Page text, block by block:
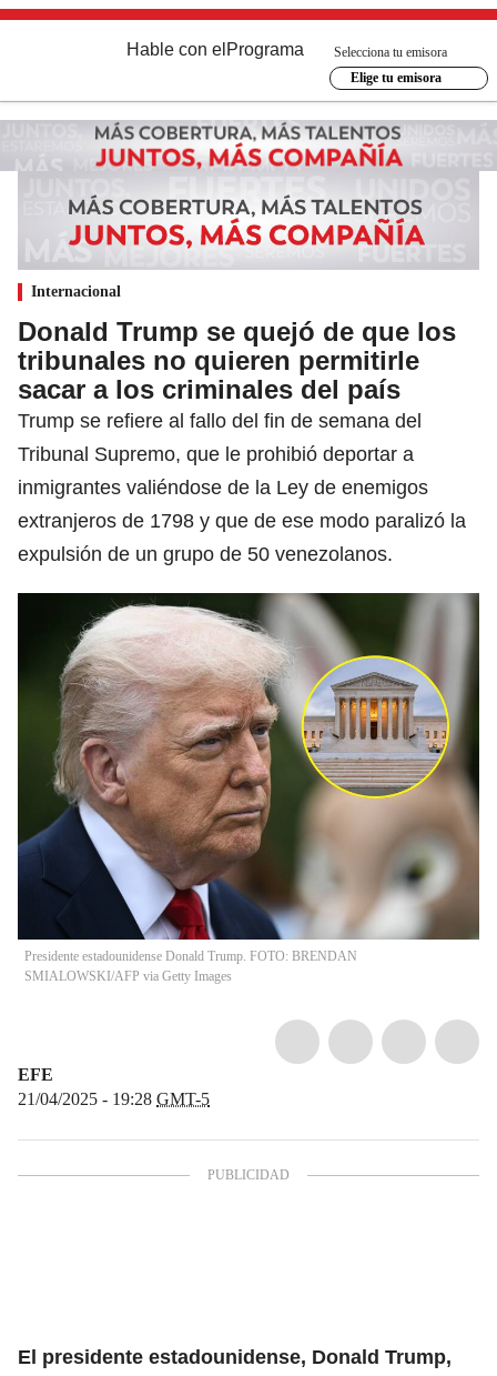
Hable con el Programa
Selecciona tu emisora
Elige tu emisora
Internacional
Donald Trump se quejó de que los
tribunales no quieren permitirle
sacar a los criminales del país
Trump se refiere al fallo del fin de semana del
Tribunal Supremo, que le prohibió deportar a
inmigrantes valiéndose de la Ley de enemigos
extranjeros de 1798 y que de ese modo paralizó la
expulsión de un grupo de 50 venezolanos.
Presidente estadounidense Donald Trump. FOTO: BRENDAN
SMIALOWSKI/AFP via Getty Images
EFE
21/04/2025 - 19:28 GMT-5
El presidente estadounidense, Donald Trump,